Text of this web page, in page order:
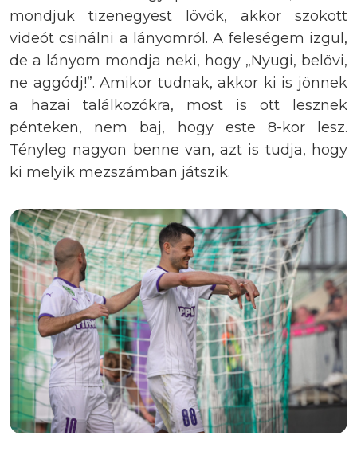
mondjuk tizenegyest lövök, akkor szokott
videót csinálni a lányomról. A feleségem izgul,
de a lányom mondja neki, hogy „Nyugi, belövi,
ne aggódj!”. Amikor tudnak, akkor ki is jönnek
a hazai találkozókra, most is ott lesznek
pénteken, nem baj, hogy este 8-kor lesz.
Tényleg nagyon benne van, azt is tudja, hogy
ki melyik mezszámban játszik.